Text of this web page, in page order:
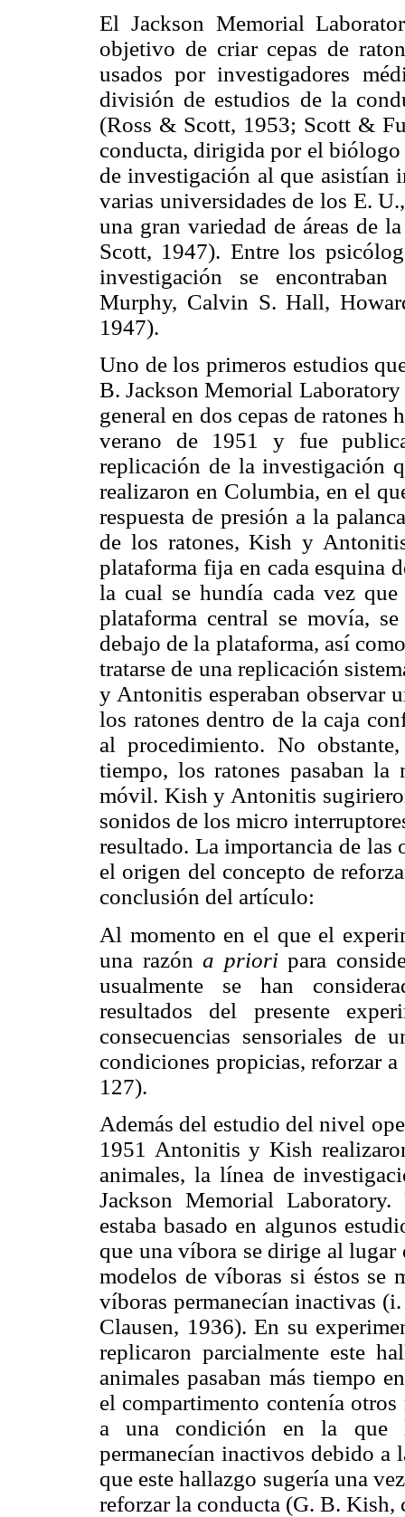
El Jackson Memorial
objetivo de criar cepas de
usados por investigadores
división de estudios de la
(Ross & Scott, 1953; Scott &
conducta, dirigida por el
de investigación al que asistían
varias universidades de los E.
una gran variedad de áreas de
Scott, 1947). Entre los
investigación se
Murphy, Calvin S. Hall,
1947).
Uno de los primeros estudios
B. Jackson Memorial
general en dos cepas de
verano de 1951 y fue
replicación de la investigación
realizaron en Columbia, en el
respuesta de presión a la
de los ratones, Kish y
plataforma fija en cada esquina
la cual se hundía cada vez
plataforma central se movía,
debajo de la plataforma, así
tratarse de una replicación
y Antonitis esperaban observar
los ratones dentro de la caja
al procedimiento. No
tiempo, los ratones pasaban
móvil. Kish y Antonitis
sonidos de los micro
resultado. La importancia de
el origen del concepto de
conclusión del artículo:
Al momento en el que el
una razón a prioripara
usualmente se han
resultados del presente
consecuencias sensoriales de
condiciones propicias, reforzar
127).
Además del estudio del nivel
1951 Antonitis y Kish
animales, la línea de
Jackson Memorial
estaba basado en algunos
que una víbora se dirige al lugar
modelos de víboras si éstos se
víboras permanecían inactivas
Clausen, 1936). En su
replicaron parcialmente este
animales pasaban más tiempo
el compartimento contenía
a una condición en la que
permanecían inactivos debido a
que este hallazgo sugería una
reforzar la conducta (G. B. Kish,